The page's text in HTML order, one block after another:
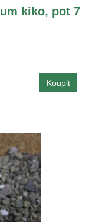
kiko, pot 7